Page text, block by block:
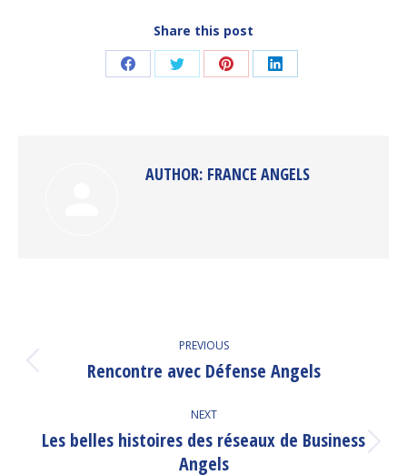
Share this post
Share Share Share Share
AUTHOR: FRANCE ANGELS
NAVIGATION
PREVIOUS
Previous
Rencontre avec Défense Angels
NEXT
Next
post:
Les belles histoires des réseaux de Business
Angels